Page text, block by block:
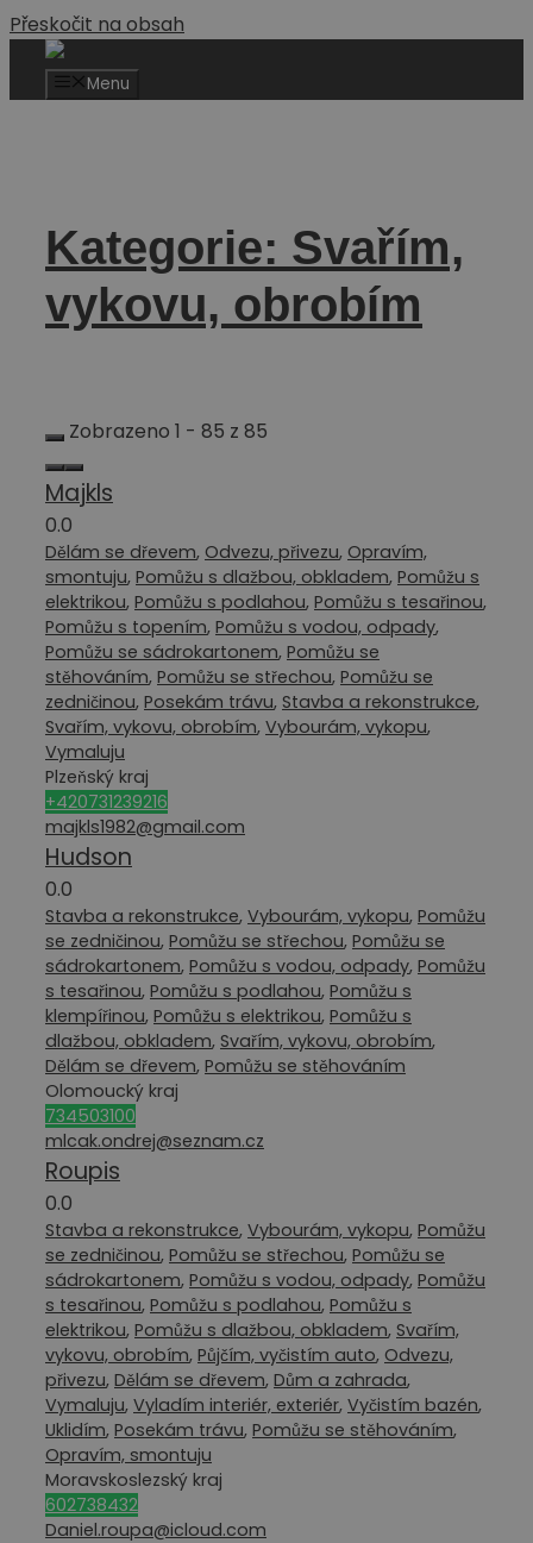
Přeskočit na obsah
Menu
Kategorie: Svařím,
vykovu, obrobím
Zobrazeno 1 - 85 z 85
Majkls
0.0
Dělám se dřevem, Odvezu, přivezu, Opravím,
smontuju, Pomůžu s dlažbou, obkladem, Pomůžu s
elektrikou, Pomůžu s podlahou, Pomůžu s tesařinou,
Pomůžu s topením, Pomůžu s vodou, odpady,
Pomůžu se sádrokartonem, Pomůžu se
stěhováním, Pomůžu se střechou, Pomůžu se
zedničinou, Posekám trávu, Stavba a rekonstrukce,
Svařím, vykovu, obrobím, Vybourám, vykopu,
Vymaluju
Plzeňský kraj
+420731239216
majkls1982@gmail.com
Hudson
0.0
Stavba a rekonstrukce, Vybourám, vykopu, Pomůžu
se zedničinou, Pomůžu se střechou, Pomůžu se
sádrokartonem, Pomůžu s vodou, odpady, Pomůžu
s tesařinou, Pomůžu s podlahou, Pomůžu s
klempířinou, Pomůžu s elektrikou, Pomůžu s
dlažbou, obkladem, Svařím, vykovu, obrobím,
Dělám se dřevem, Pomůžu se stěhováním
Olomoucký kraj
734503100
mlcak.ondrej@seznam.cz
Roupis
0.0
Stavba a rekonstrukce, Vybourám, vykopu, Pomůžu
se zedničinou, Pomůžu se střechou, Pomůžu se
sádrokartonem, Pomůžu s vodou, odpady, Pomůžu
s tesařinou, Pomůžu s podlahou, Pomůžu s
elektrikou, Pomůžu s dlažbou, obkladem, Svařím,
vykovu, obrobím, Půjčím, vyčistím auto, Odvezu,
přivezu, Dělám se dřevem, Dům a zahrada,
Vymaluju, Vyladím interiér, exteriér, Vyčistím bazén,
Uklidím, Posekám trávu, Pomůžu se stěhováním,
Opravím, smontuju
Moravskoslezský kraj
602738432
Daniel.roupa@icloud.com